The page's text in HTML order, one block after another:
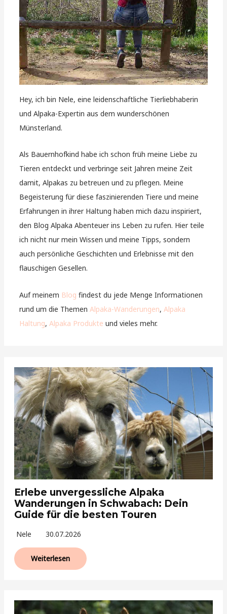
Hey, ich bin Nele, eine leidenschaftliche Tierliebhaberin
und Alpaka-Expertin aus dem wunderschönen
Münsterland.
Als Bauernhofkind habe ich schon früh meine Liebe zu
Tieren entdeckt und verbringe seit Jahren meine Zeit
damit, Alpakas zu betreuen und zu pflegen. Meine
Begeisterung für diese faszinierenden Tiere und meine
Erfahrungen in ihrer Haltung haben mich dazu inspiriert,
den Blog Alpaka Abenteuer ins Leben zu rufen. Hier teile
ich nicht nur mein Wissen und meine Tipps, sondern
auch persönliche Geschichten und Erlebnisse mit den
flauschigen Gesellen.
Auf meinem Blog findest du jede Menge Informationen
rund um die ThemenAlpaka-Wanderungen,Alpaka
Haltung,Alpaka Produkte und vieles mehr.
Erlebe unvergessliche Alpaka
Wanderungen in Schwabach: Dein
Guide für die besten Touren
Nele 30.07.2026
Weiterlesen